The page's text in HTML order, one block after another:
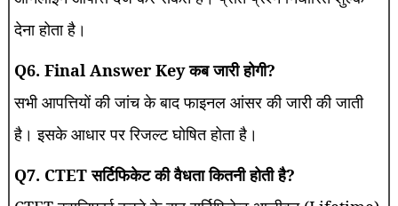
देना होता है।
Q6. Final Answer Key कब जारी होगी?
सभी आपत्तियों की जांच के बाद फाइनल आंसर की जारी की जाती
है। इसके आधार पर रिजल्ट घोषित होता है।
Q7. CTET सर्टिफिकेट की वैधता कितनी होती है?